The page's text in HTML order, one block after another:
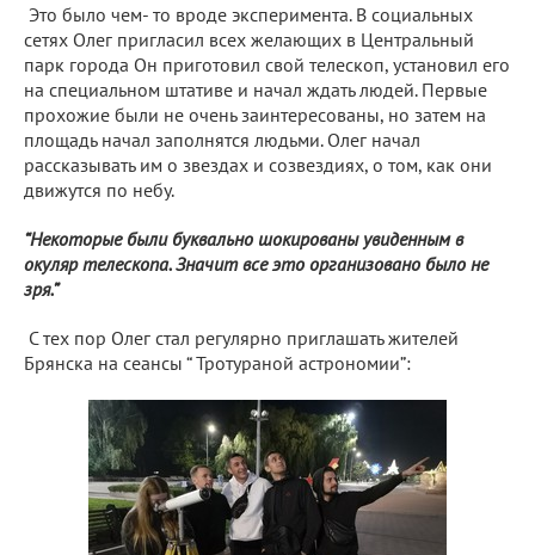
Это было чем- то вроде эксперимента. В социальных
сетях Олег пригласил всех желающих в Центральный
парк города Он приготовил свой телескоп, установил его
на специальном штативе и начал ждать людей. Первые
прохожие были не очень заинтересованы, но затем на
площадь начал заполнятся людьми. Олег начал
рассказывать им о звездах и созвездиях, о том, как они
движутся по небу.
“Некоторые были буквально шокированы увиденным в
окуляр телескопа. Значит все это организовано было не
зря.”
С тех пор Олег стал регулярно приглашать жителей
Брянска на сеансы “ Тротураной астрономии”: